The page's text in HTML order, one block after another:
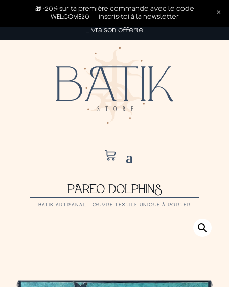
Livraison offerte
PAREO DOLPHINS
BATIK ARTISANAL · ŒUVRE TEXTILE UNIQUE À PORTER
🎁 -20% sur ta première commande avec le code
WELCOME20 — inscris-toi à la newsletter
×